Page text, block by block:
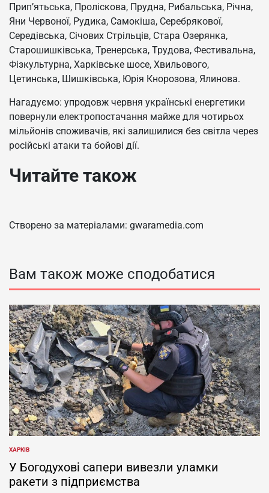
Прип’ятьська, Проліскова, Прудна, Рибальська, Річна,
Яни Червоної, Рудика, Самокіша, Серебрякової,
Середівська, Січових Стрільців, Стара Озерянка,
Старошишківська, Тренерська, Трудова, Фестивальна,
Фізкультурна, Харківське шосе, Хвильового,
Цетинська, Шишківська, Юрія Кнорозова, Ялинова.
Нагадуємо: упродовж червня українські енергетики
повернули електропостачання майже для чотирьох
мільйонів споживачів, які залишилися без світла через
російські атаки та бойові дії.
Читайте також
Створено за матеріалами: gwaramedia.com
Вам також може сподобатися
ОПУБЛІКУВАТИ
У
ХАРКІВ
У Богодухові сапери вивезли уламки
ракети з підприємства